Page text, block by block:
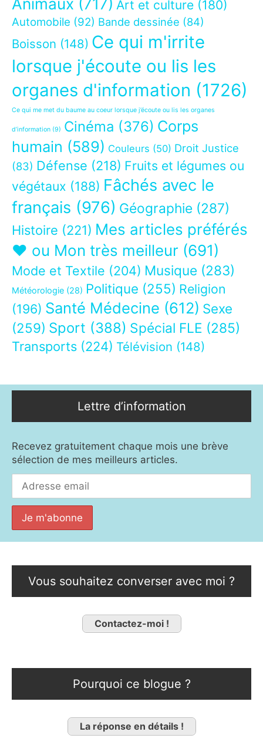
Animaux (717) Art et culture (180)
Automobile (92) Bande dessinée (84)
Boisson (148) Ce qui m'irrite
lorsque j'écoute ou lis les
organes d'information (1726)
Ce qui me met du baume au coeur lorsque j’écoute ou lis les organes
d’information (9) Cinéma (376) Corps
humain (589) Couleurs (50) Droit Justice
(83) Défense (218) Fruits et légumes ou
végétaux (188) Fâchés avec le
français (976) Géographie (287)
Histoire (221) Mes articles préférés
❤ ou Mon très meilleur (691)
Mode et Textile (204) Musique (283)
Météorologie (28) Politique (255) Religion
(196) Santé Médecine (612) Sexe
(259) Sport (388) Spécial FLE (285)
Transports (224) Télévision (148)
Lettre d’information
Recevez gratuitement chaque mois une brève
sélection de mes meilleurs articles.
Vous souhaitez converser avec moi ?
Contactez-moi !
Pourquoi ce blogue ?
La réponse en détails !